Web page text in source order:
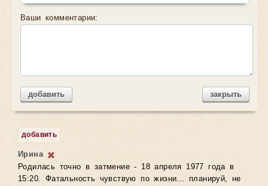
Ваши комментарии:
добавить закрыть
добавить
Ирина
Родилась точно в затмение - 18 апреля 1977 года в
15:20. Фатальность чувствую по жизни... планируй, не